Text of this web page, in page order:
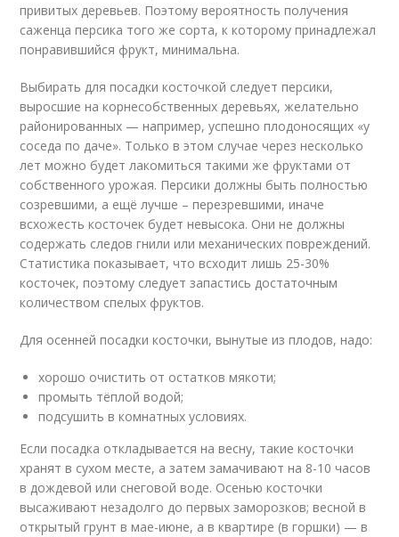
привитых деревьев. Поэтому вероятность получения
саженца персика того же сорта, к которому принадлежал
понравившийся фрукт, минимальна.
Выбирать для посадки косточкой следует персики,
выросшие на корнесобственных деревьях, желательно
районированных — например, успешно плодоносящих «у
соседа по даче». Только в этом случае через несколько
лет можно будет лакомиться такими же фруктами от
собственного урожая. Персики должны быть полностью
созревшими, а ещё лучше – перезревшими, иначе
всхожесть косточек будет невысока. Они не должны
содержать следов гнили или механических повреждений.
Статистика показывает, что всходит лишь 25-30%
косточек, поэтому следует запастись достаточным
количеством спелых фруктов.
Для осенней посадки косточки, вынутые из плодов, надо:
хорошо очистить от остатков мякоти;
промыть тёплой водой;
подсушить в комнатных условиях.
Если посадка откладывается на весну, такие косточки
хранят в сухом месте, а затем замачивают на 8-10 часов
в дождевой или снеговой воде. Осенью косточки
высаживают незадолго до первых заморозков; весной в
открытый грунт в мае-июне, а в квартире (в горшки) — в